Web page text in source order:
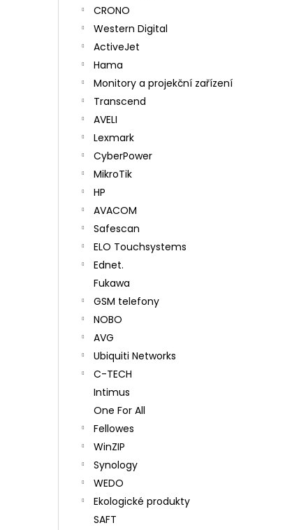
CRONO
Western Digital
ActiveJet
Hama
Monitory a projekční zařízení
Transcend
AVELI
Lexmark
CyberPower
MikroTik
HP
AVACOM
Safescan
ELO Touchsystems
Ednet.
Fukawa
GSM telefony
NOBO
AVG
Ubiquiti Networks
C-TECH
Intimus
One For All
Fellowes
WinZIP
Synology
WEDO
Ekologické produkty
SAFT